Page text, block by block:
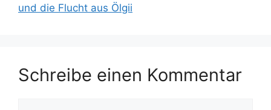
und die Flucht aus Ölgii
Schreibe einen Kommentar